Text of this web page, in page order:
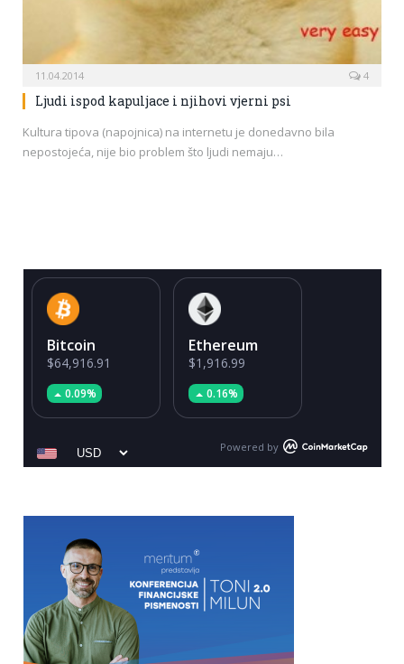
11.04.2014 4
Ljudi ispod kapuljace i njihovi vjerni psi
Kultura tipova (napojnica) na internetu je donedavno bila
nepostojeća, nije bio problem što ljudi nemaju…
Bitcoin
$64,916.91
0.09%
Ethereum
$1,916.99
0.16%
Powered by